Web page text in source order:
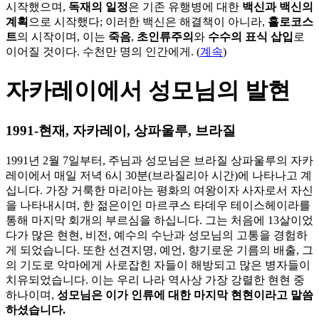
시작했으며, 독재의 일정은 기존 유행병에 대한 백신과 백신의
계획 으로 시작했다; 이러한 백신은 해결책이 아니라, 홀로코스
트의 시작이며, 이는 죽음, 초인류주의 와 수수의 표식 삽입 로
이어질 것이다. 수천만 명의 인간에게. (계속)
자카레이에서 성모님의 발현
1991-현재, 자카레이, 상파울루, 브라질
1991년 2월 7일부터, 주님과 성모님은 브라질 상파울루의 자카
레이에서 매일 저녁 6시 30분(브라질리아 시간)에 나타나고 계
십니다. 가장 거룩한 마리아는 평화의 여왕이자 사자로서 자신
을 나타내시며, 한 젊은이인 마르쿠스 타데우 테이스헤이라를
통해 마지막 회개의 부르심을 하십니다. 그는 처음에 13살이었
다가 많은 현현, 비전, 예수의 수난과 성모님의 고통을 경험하
게 되었습니다. 또한 선견지명, 예언, 향기로운 기름의 배출, 그
의 기도로 악마에게 사로잡힌 자들이 해방되고 많은 병자들이
치유되었습니다. 이는 우리 나라 역사상 가장 강렬한 현현 중
하나이며, 성모님은 이가 인류에 대한 마지막 현현이라고 말씀
하셨습니다.